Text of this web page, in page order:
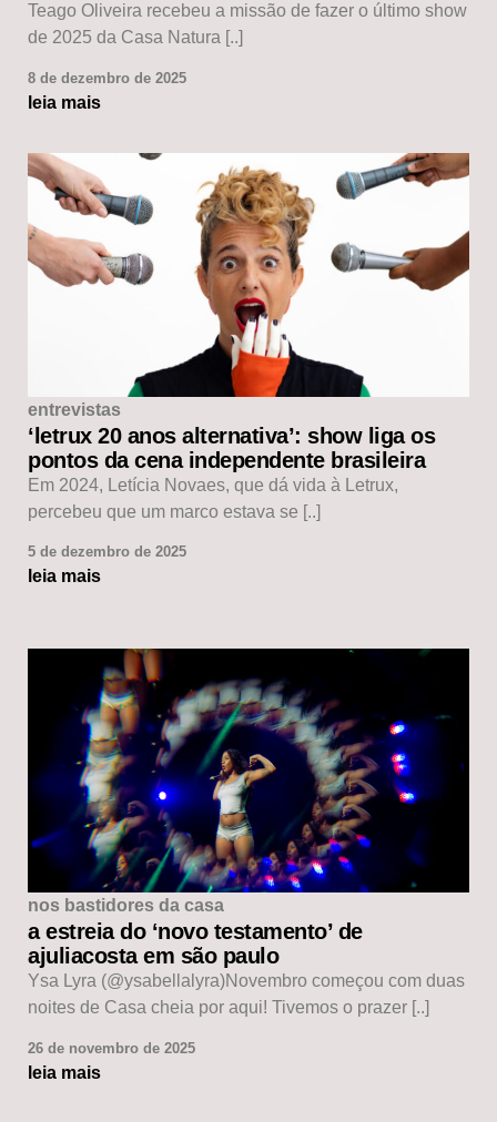
Teago Oliveira recebeu a missão de fazer o último show
de 2025 da Casa Natura [..]
8 de dezembro de 2025
leia mais
entrevistas
‘letrux 20 anos alternativa’: show liga os
pontos da cena independente brasileira
Em 2024, Letícia Novaes, que dá vida à Letrux,
percebeu que um marco estava se [..]
5 de dezembro de 2025
leia mais
nos bastidores da casa
a estreia do ‘novo testamento’ de
ajuliacosta em são paulo
Ysa Lyra (@ysabellalyra)Novembro começou com duas
noites de Casa cheia por aqui! Tivemos o prazer [..]
26 de novembro de 2025
leia mais